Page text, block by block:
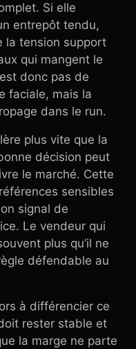
Si elle
entrepôt tendu,
la tension support
qui mangent le
donc pas de
faciale, mais la
dans le run.
plus vite que la
décision peut
le marché. Cette
sensibles
signal de
Le vendeur qui
plus qu’il ne
défendable au
à différencier ce
rester stable et
la marge ne parte